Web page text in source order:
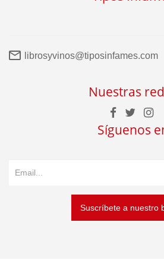
librosyvinos@tiposinfames.com
Nuestras
Síguenos
Suscríbete a nuestro